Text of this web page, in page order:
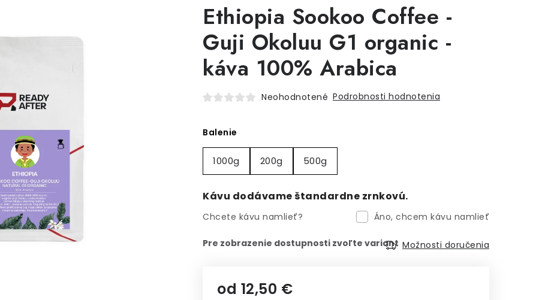
Ethiopia Sookoo Coffee -
Guji Okoluu G1 organic -
káva 100% Arabica
Neohodnotené Podrobnosti hodnotenia
Balenie
1000g 200g 500g
Kávu dodávame štandardne zrnkovú.
Chcete kávu namlieť? Áno, chcem kávu namlieť
Možnosti doručenia
od 12,50 €